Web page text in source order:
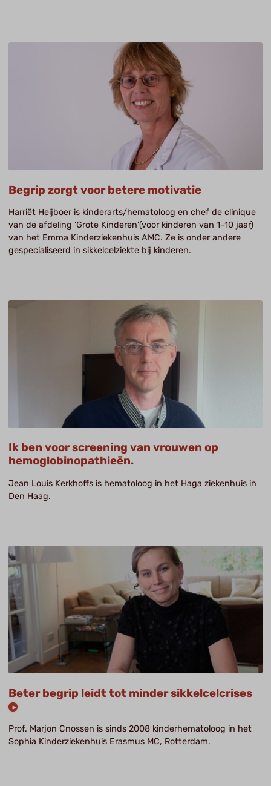
Begrip zorgt voor betere motivatie
Harriët Heijboer is kinderarts/hematoloog en chef de clinique
van de afdeling ‘Grote Kinderen’(voor kinderen van 1–10 jaar)
van het Emma Kinderziekenhuis AMC. Ze is onder andere
gespecialiseerd in sikkelcelziekte bij kinderen.
Ik ben voor screening van vrouwen op
hemoglobinopathieën.
Jean Louis Kerkhoffs is hematoloog in het Haga ziekenhuis in
Den Haag.
Beter begrip leidt tot minder sikkelcelcrises
Prof. Marjon Cnossen is sinds 2008 kinderhematoloog in het
Sophia Kinderziekenhuis Erasmus MC, Rotterdam.